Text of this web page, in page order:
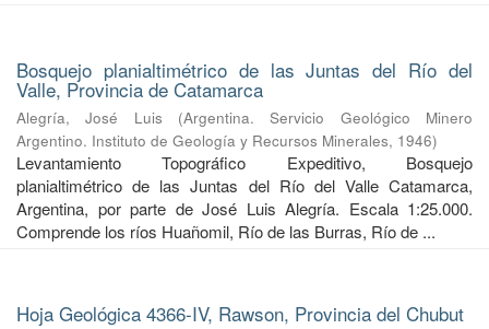
Bosquejo planialtimétrico de las Juntas del Río del
Valle, Provincia de Catamarca
Alegría, José Luis (Argentina. Servicio Geológico Minero
Argentino. Instituto de Geología y Recursos Minerales, 1946)
Levantamiento Topográfico Expeditivo, Bosquejo
planialtimétrico de las Juntas del Río del Valle Catamarca,
Argentina, por parte de José Luis Alegría. Escala 1:25.000.
Comprende los ríos Huañomil, Río de las Burras, Río de ...
Hoja Geológica 4366-IV, Rawson, Provincia del Chubut